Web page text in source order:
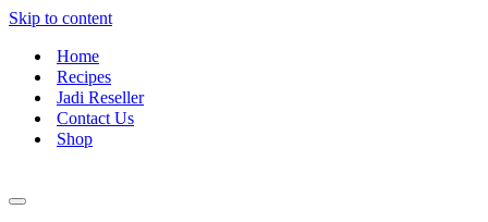
Skip to content
Home
Recipes
Jadi Reseller
Contact Us
Shop